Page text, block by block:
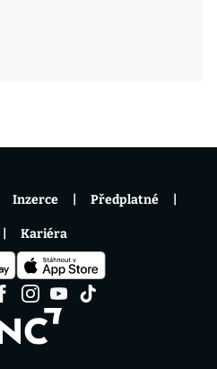
Inzerce Předplatné
Kariéra